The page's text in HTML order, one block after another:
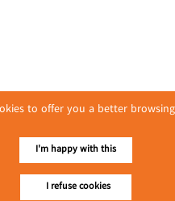
to offer you a better
I'm happy with this
I refuse cookies